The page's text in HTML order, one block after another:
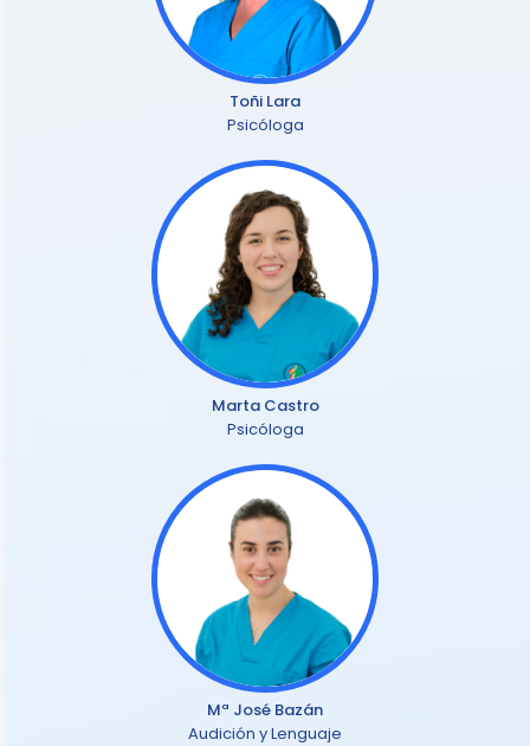
Toñi Lara
Psicóloga
Marta Castro
Psicóloga
Mª José Bazán
Audición y Lenguaje